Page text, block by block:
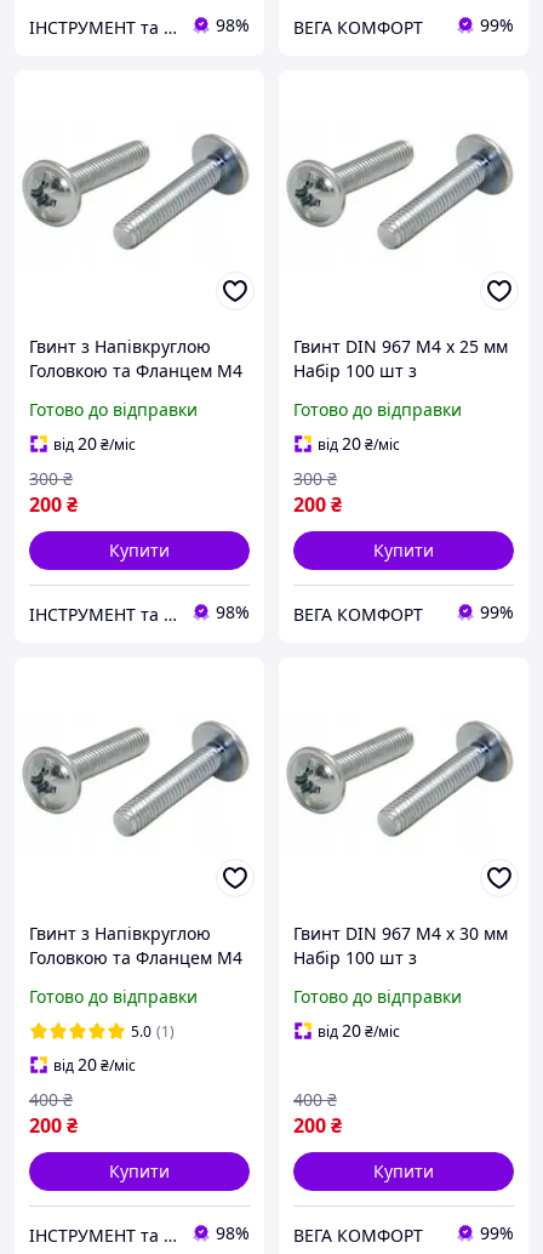
ІНСТРУМЕНТ та МЕТИЗИ 98% ВЕГА КОМФОРТ 99%
Гвинт з Напівкруглою
Головкою та Фланцем М4
PZ+PL DIN 967 Spec
Готово до відправки
від20₴/міс
200₴
300 ₴
Купити
ІНСТРУМЕНТ та МЕТИЗИ 98%
Гвинт DIN 967 М4 х 25 мм
Набір 100 шт з
та Фланцем ЦБ PZ+PL
Spec
Готово до відправки
від20₴/міс
200₴
300 ₴
Купити
ВЕГА КОМФОРТ 99%
Гвинт з Напівкруглою
Головкою та Фланцем М4
PZ+PL DIN 967 Spec
Готово до відправки
5.0 (1)
від20₴/міс
200₴
400 ₴
Купити
ІНСТРУМЕНТ та МЕТИЗИ 98%
Гвинт DIN 967 М4 х 30 мм
Набір 100 шт з
та Фланцем ЦБ PZ+PL
Spec
Готово до відправки
від20₴/міс
200₴
400 ₴
Купити
ВЕГА КОМФОРТ 99%